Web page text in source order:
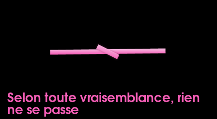
Selon toute vraisemblance, rien
ne se passe